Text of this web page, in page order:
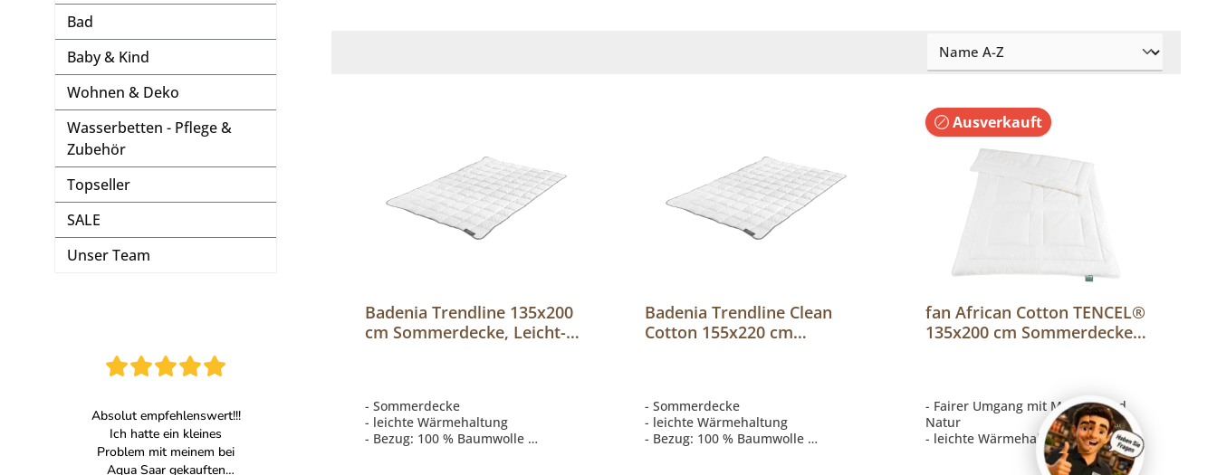
Bad
Baby & Kind
Wohnen & Deko
Wasserbetten - Pflege &
Zubehör
Topseller
SALE
Unser Team
Badenia Trendline 135x200
cm Sommerdecke, Leicht-
- Sommerdecke
- leichte Wärmehaltung
- Bezug: 100 % Baumwolle
Badenia Trendline Clean
Cotton 155x220 cm
- Sommerdecke
- leichte Wärmehaltung
- Bezug: 100 % Baumwolle
Ausverkauft
fan African Cotton TENCEL®
135x200 cm Sommerdecke,
- Fairer Umgang mit Mensch und
Natur
- leichte Wärmehaltung
- handgepflückte afrikanische